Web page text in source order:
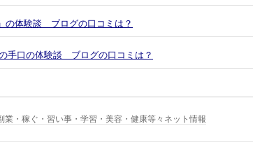
の体験談 ブログの口コミは？
手口の体験談 ブログの口コミは？
業・稼ぐ・習い事・学習・美容・健康等々ネット情報